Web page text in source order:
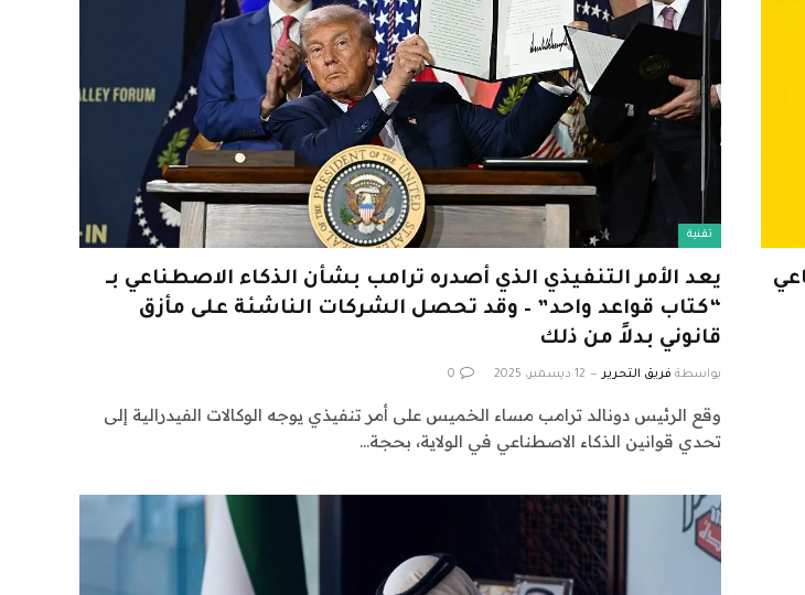
تقنية
يعد الأمر التنفيذي الذي أصدره ترامب بشأن الذكاء الاصطناعي بـ
“كتاب قواعد واحد” – وقد تحصل الشركات الناشئة على مأزق
قانوني بدلاً من ذلك
بواسطة فريق التحرير 12 ديسمبر، 2025 0
وقع الرئيس دونالد ترامب مساء الخميس على أمر تنفيذي يوجه الوكالات الفيدرالية إلى
تحدي قوانين الذكاء الاصطناعي في الولاية، بحجة…